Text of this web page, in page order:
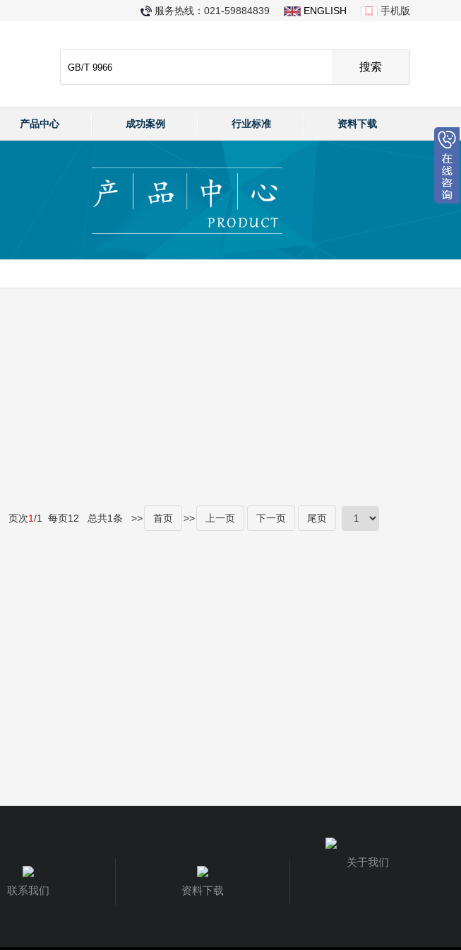
服务热线：021-59884839 ENGLISH 手机版
产品中心 成功案例 行业标准 资料下载
页次1/1 每页12 总共1条 >> 首页 >> 上一页 下一页 尾页
联系我们 资料下载
关于我们